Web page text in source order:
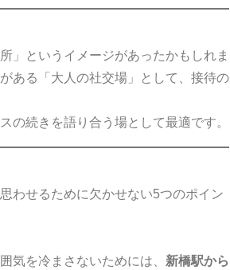
」というイメージがあったかもしれま
ある「大人の社交場」として、接待の
の続きを語り合う場として最適です。
わせるために欠かせない5つのポイン
気を冷まさないためには、 新橋駅から